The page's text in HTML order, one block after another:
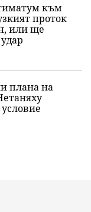
към
проток
или ще
плана на